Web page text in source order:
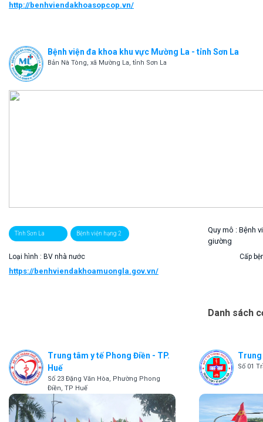
http://benhviendakhoasopcop.vn/
Bệnh viện đa khoa khu vực Mường La - tỉnh Sơn La
Bản Nà Tòng, xã Mường La, tỉnh Sơn La
Tỉnh Sơn La Bệnh viện hạng 2 Quy mô :Bệnh
giường
Loại hình : BV nhà nước Cấp
https://benhviendakhoamuongla.gov.vn/
Danh sách
Trung tâm y tế Phong Điền - TP.
Huế
Số 23 Đặng Văn Hòa, Phường Phong
Điền, TP Huế
Trung
Số 01